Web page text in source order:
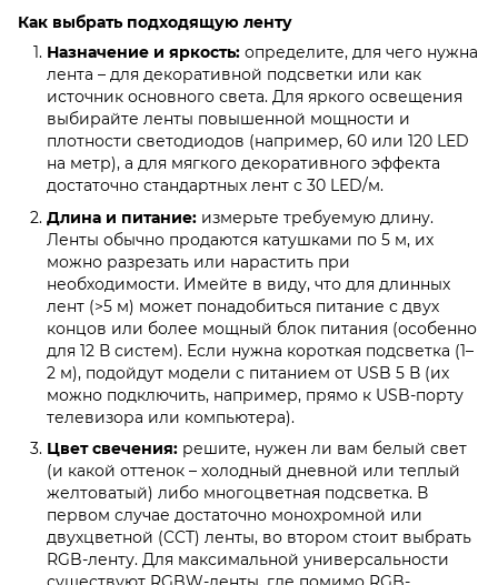
Как выбрать подходящую ленту
Назначение и яркость: определите, для чего нужна
лента – для декоративной подсветки или как
источник основного света. Для яркого освещения
выбирайте ленты повышенной мощности и
плотности светодиодов (например, 60 или 120 LED
на метр), а для мягкого декоративного эффекта
достаточно стандартных лент с 30 LED/м.
Длина и питание: измерьте требуемую длину.
Ленты обычно продаются катушками по 5 м, их
можно разрезать или нарастить при
необходимости. Имейте в виду, что для длинных
лент (>5 м) может понадобиться питание с двух
концов или более мощный блок питания (особенно
для 12 В систем). Если нужна короткая подсветка (1–
2 м), подойдут модели с питанием от USB 5 В (их
можно подключить, например, прямо к USB-порту
телевизора или компьютера).
Цвет свечения: решите, нужен ли вам белый свет
(и какой оттенок – холодный дневной или теплый
желтоватый) либо многоцветная подсветка. В
первом случае достаточно монохромной или
двухцветной (CCT) ленты, во втором стоит выбрать
RGB-ленту. Для максимальной универсальности